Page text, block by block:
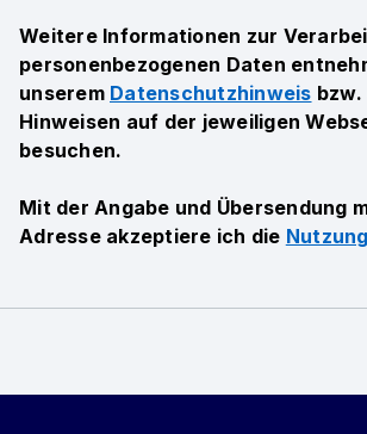
Weitere Informationen zur
personenbezogenen Daten
unserem Datenschutzhinweis bzw.
Hinweisen auf der jeweiligen
besuchen.
Mit der Angabe und Übersendung
Adresse akzeptiere ich die